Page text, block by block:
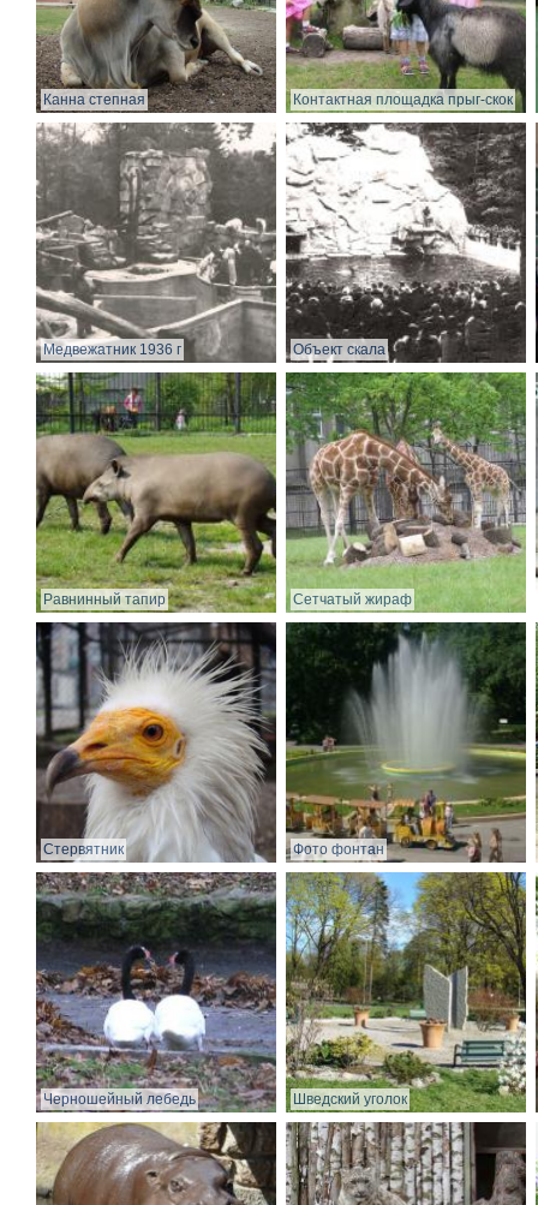
Канна степная Контактная площадка прыг-скок
Медвежатник 1936 г Объект скала
Равнинный тапир Сетчатый жираф
Стервятник Фото фонтан
Черношейный лебедь Шведский уголок